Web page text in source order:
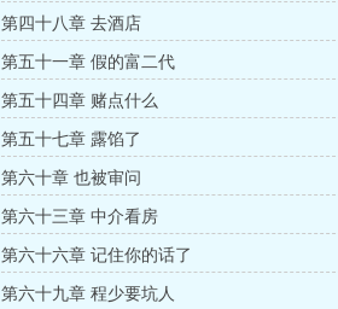
第四十八章 去酒店
第五十一章 假的富二代
第五十四章 赌点什么
第五十七章 露馅了
第六十章 也被审问
第六十三章 中介看房
第六十六章 记住你的话了
第六十九章 程少要坑人